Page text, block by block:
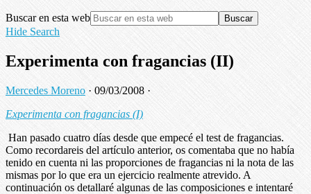
Buscar en esta web
Hide Search
Experimenta con fragancias (II)
Mercedes Moreno · 09/03/2008 ·
Experimenta con fragancias (I)
Han pasado cuatro días desde que empecé el test de fragancias.
Como recordareis del artículo anterior, os comentaba que no había
tenido en cuenta ni las proporciones de fragancias ni la nota de las
mismas por lo que era un ejercicio realmente atrevido. A
continuación os detallaré algunas de las composiciones e intentaré